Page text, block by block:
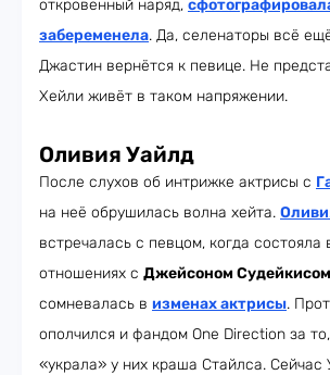
откровенный наряд,
забеременела. Да, селенаторы всё
Джастин вернётся к певице. Не
Хейли живёт в таком напряжении.
Оливия Уайлд
После слухов об интрижке актрисы с
на неё обрушилась волна хейта.
встречалась с певцом, когда состояла
отношениях с Джейсоном Судейкисом
сомневалась в изменах актрисы.
ополчился и фандом One Direction за
«украла» у них краша Стайлса. Сейчас